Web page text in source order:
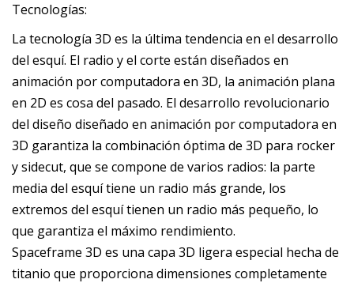
Tecnologías:
La tecnología 3D es la última tendencia en el desarrollo
del esquí. El radio y el corte están diseñados en
animación por computadora en 3D, la animación plana
en 2D es cosa del pasado. El desarrollo revolucionario
del diseño diseñado en animación por computadora en
3D garantiza la combinación óptima de 3D para rocker
y sidecut, que se compone de varios radios: la parte
media del esquí tiene un radio más grande, los
extremos del esquí tienen un radio más pequeño, lo
que garantiza el máximo rendimiento.
Spaceframe 3D es una capa 3D ligera especial hecha de
titanio que proporciona dimensiones completamente